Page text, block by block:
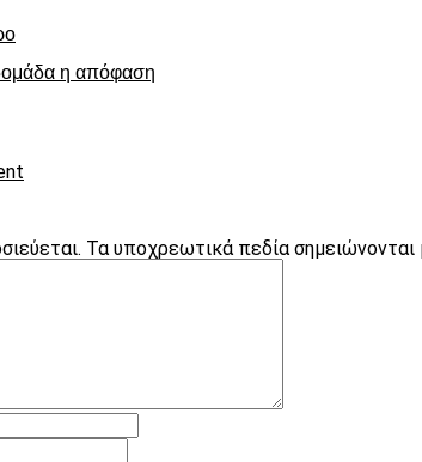
η απόφαση
Τα υποχρεωτικά πεδία σημειώνονται